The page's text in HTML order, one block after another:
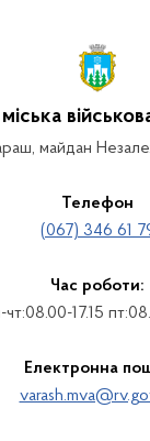
майдан
Телефон
(067) 346 61
Час роботи:
чт:08.00-17.15
Електронна